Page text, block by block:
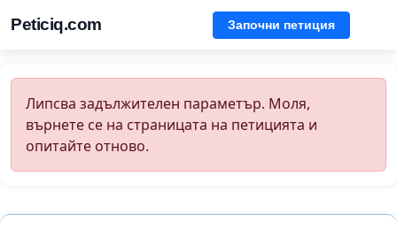
Peticiq.com Започни петиция
Липсва задължителен параметър. Моля,
върнете се на страницата на петицията и
опитайте отново.